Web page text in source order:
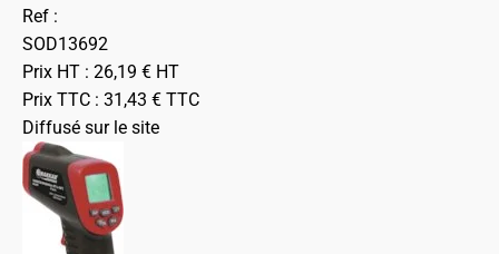
Ref :
SOD13692
Prix HT : 26,19 € HT
Prix TTC : 31,43 € TTC
Diffusé sur le site